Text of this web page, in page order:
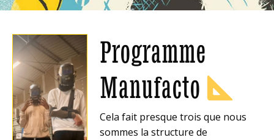
Programme
Manufacto
Cela fait presque trois que nous
sommes la structure de